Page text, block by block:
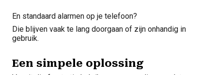
En standaard alarmen op je telefoon?
Die blijven vaak te lang doorgaan of zijn onhandig in
gebruik.
Een simpele oplossing